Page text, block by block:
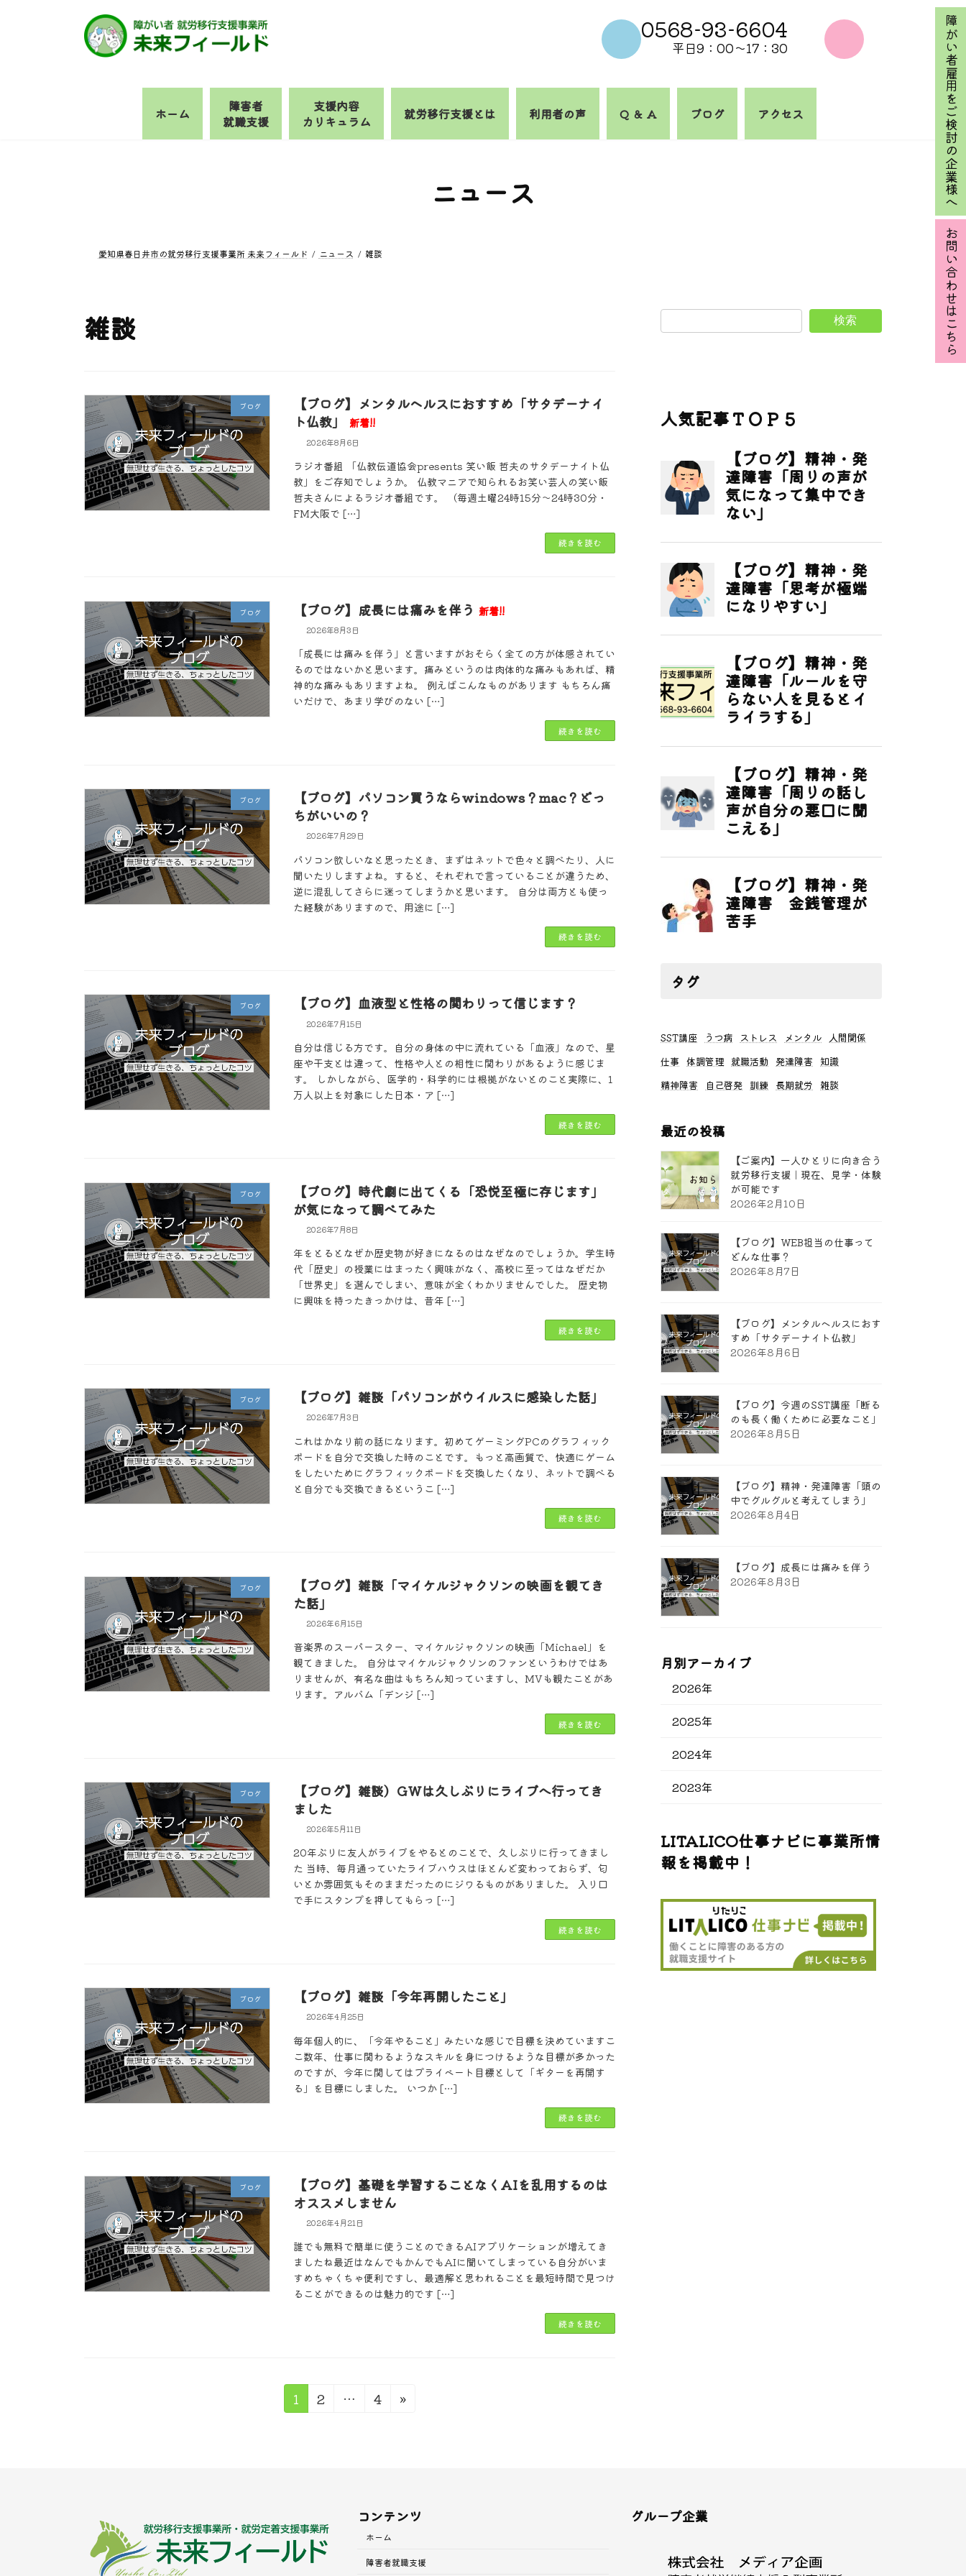
0568-93-6604
平日9：00～17：30
ホーム
障害者
就職支援
支援内容
カリキュラム
就労移行支援とは 利用者の声 Q ＆ A ブログ アクセス 障がい者雇用をご検討の企業様へ
お問い合わせはこちら
ニュース
愛知県春日井市の就労移行支援事業所 未来フィールド ニュース 雑談
雑談
ブログ
【ブログ】メンタルヘルスにおすすめ「サタデーナイ
ト仏教」
新着!!
2026年8月6日
ラジオ番組 「仏教伝道協会presents 笑い飯 哲夫のサタデーナイト仏
教」をご存知でしょうか。 仏教マニアで知られるお笑い芸人の笑い飯
哲夫さんによるラジオ番組です。 （毎週土曜24時15分～24時30分・
FM大阪で […]
続きを読む
ブログ 【ブログ】成長には痛みを伴う 新着!!
2026年8月3日
「成長には痛みを伴う」と言いますがおそらく全ての方が体感されてい
るのではないかと思います。痛みというのは肉体的な痛みもあれば、精
神的な痛みもありますよね。 例えばこんなものがあります もちろん痛
いだけで、あまり学びのない […]
続きを読む
ブログ
【ブログ】パソコン買うならwindows？mac？どっ
ちがいいの？
2026年7月29日
パソコン欲しいなと思ったとき、まずはネットで色々と調べたり、人に
聞いたりしますよね。すると、それぞれで言っていることが違うため、
逆に混乱してさらに迷ってしまうかと思います。 自分は両方とも使っ
た経験がありますので、用途に […]
続きを読む
ブログ 【ブログ】血液型と性格の関わりって信じます？
2026年7月15日
自分は信じる方です。自分の身体の中に流れている「血液」なので、星
座や干支とは違って、性格や人との相性に関わりがあるように感じま
す。 しかしながら、医学的・科学的には根拠がないとのこと実際に、1
万人以上を対象にした日本・ア […]
続きを読む
ブログ
【ブログ】時代劇に出てくる「恐悦至極に存じます」
が気になって調べてみた
2026年7月8日
年をとるとなぜか歴史物が好きになるのはなぜなのでしょうか。学生時
代「歴史」の授業にはまったく興味がなく、高校に至ってはなぜだか
「世界史」を選んでしまい、意味が全くわかりませんでした。 歴史物
に興味を持ったきっかけは、昔年 […]
続きを読む
ブログ 【ブログ】雑談「パソコンがウイルスに感染した話」
2026年7月3日
これはかなり前の話になります。初めてゲーミングPCのグラフィック
ボードを自分で交換した時のことです。もっと高画質で、快適にゲーム
をしたいためにグラフィックボードを交換したくなり、ネットで調べる
と自分でも交換できるというこ […]
続きを読む
ブログ
【ブログ】雑談「マイケルジャクソンの映画を観てき
た話」
2026年6月15日
音楽界のスーパースター、マイケルジャクソンの映画「Michael」を
観てきました。 自分はマイケルジャクソンのファンというわけではあ
りませんが、有名な曲はもちろん知っていますし、MVも観たことがあ
ります。アルバム「デンジ […]
続きを読む
ブログ
【ブログ】雑談）GWは久しぶりにライブへ行ってき
ました
2026年5月11日
20年ぶりに友人がライブをやるとのことで、久しぶりに行ってきまし
た 当時、毎月通っていたライブハウスはほとんど変わっておらず、匂
いとか雰囲気もそのままだったのにジワるものがありました。 入り口
で手にスタンプを押してもらっ […]
続きを読む
ブログ 【ブログ】雑談「今年再開したこと」
2026年4月25日
毎年個人的に、「今年やること」みたいな感じで目標を決めていますこ
こ数年、仕事に関わるようなスキルを身につけるような目標が多かった
のですが、今年に関してはプライベート目標として「ギターを再開す
る」を目標にしました。 いつか […]
続きを読む
ブログ
【ブログ】基礎を学習することなくAIを乱用するのは
オススメしません
2026年4月21日
誰でも無料で簡単に使うことのできるAIアプリケーションが増えてき
ましたね最近はなんでもかんでもAIに聞いてしまっている自分がいま
すめちゃくちゃ便利ですし、最適解と思われることを最短時間で見つけ
ることができるのは魅力的です […]
続きを読む
ー
ジ
固
定
1
固
2 …
固
4 »
検索
人気記事ＴＯＰ５
タグ
SST講座 うつ病 ストレス メンタル 人間関係
仕事 体調管理 就職活動 発達障害
知識
精神障害
自己啓発 訓練 長期就労 雑談
最近の投稿
【ご案内】一人ひとりに向き合う
就労移行支援｜現在、見学・体験
が可能です
2026年2月10日
【ブログ】WEB担当の仕事って
どんな仕事？
2026年8月7日
【ブログ】メンタルヘルスにおす
すめ「サタデーナイト仏教」
2026年8月6日
【ブログ】今週のSST講座「断る
のも長く働くために必要なこと」
2026年8月5日
【ブログ】精神・発達障害「頭の
中でグルグルと考えてしまう」
2026年8月4日
【ブログ】成長には痛みを伴う
2026年8月3日
月別アーカイブ
2026年
2025年
2024年
2023年
LITALICO仕事ナビに事業所情
報を掲載中！
コンテンツ
ホーム
障害者就職支援
グループ企業